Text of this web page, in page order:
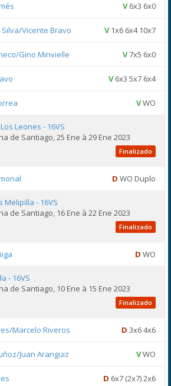
V6x3 6x0
Vicente Bravo V1x6 6x4 10x7
Gino Minvielle V7x5 6x0
V6x3 5x7 6x4
VWO
Leones - 16VS
de Santiago, 25 Ene à 29 Ene 2023
Finalizado
D WO Duplo
Melipilla - 16VS
de Santiago, 16 Ene à 22 Ene 2023
Finalizado
D WO
- 16VS
de Santiago, 10 Ene à 15 Ene 2023
Finalizado
Marcelo Riveros D 3x6 4x6
Juan Aranguiz VWO
D 6x7 (2x7) 2x6